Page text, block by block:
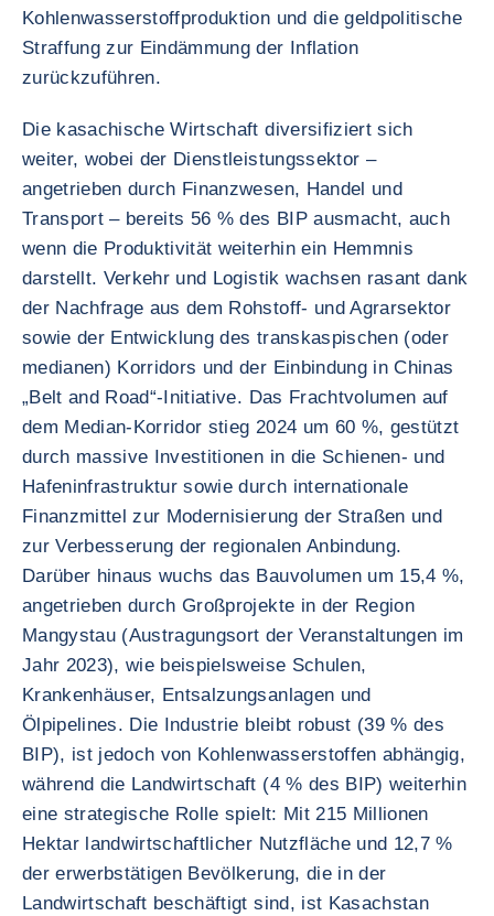
Kohlenwasserstoffproduktion und die geldpolitische
Straffung zur Eindämmung der Inflation
zurückzuführen.
Die kasachische Wirtschaft diversifiziert sich
weiter, wobei der Dienstleistungssektor –
angetrieben durch Finanzwesen, Handel und
Transport – bereits 56 % des BIP ausmacht, auch
wenn die Produktivität weiterhin ein Hemmnis
darstellt. Verkehr und Logistik wachsen rasant dank
der Nachfrage aus dem Rohstoff- und Agrarsektor
sowie der Entwicklung des transkaspischen (oder
medianen) Korridors und der Einbindung in Chinas
„Belt and Road“-Initiative. Das Frachtvolumen auf
dem Median-Korridor stieg 2024 um 60 %, gestützt
durch massive Investitionen in die Schienen- und
Hafeninfrastruktur sowie durch internationale
Finanzmittel zur Modernisierung der Straßen und
zur Verbesserung der regionalen Anbindung.
Darüber hinaus wuchs das Bauvolumen um 15,4 %,
angetrieben durch Großprojekte in der Region
Mangystau (Austragungsort der Veranstaltungen im
Jahr 2023), wie beispielsweise Schulen,
Krankenhäuser, Entsalzungsanlagen und
Ölpipelines. Die Industrie bleibt robust (39 % des
BIP), ist jedoch von Kohlenwasserstoffen abhängig,
während die Landwirtschaft (4 % des BIP) weiterhin
eine strategische Rolle spielt: Mit 215 Millionen
Hektar landwirtschaftlicher Nutzfläche und 12,7 %
der erwerbstätigen Bevölkerung, die in der
Landwirtschaft beschäftigt sind, ist Kasachstan